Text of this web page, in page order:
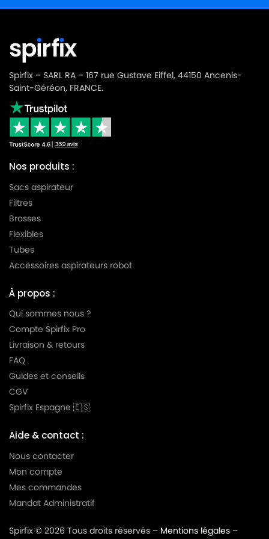
HOOVER
HOOVER U1018JUNIOR
HOOVER
HOOVER
HOOVER U1036JUNIOR
HOOVER
HOOVER
HOOVER U1046JUNIOR
HOOVER
HOOVER
HOOVER
HOOVER
HOOVER U4002
HOOVER
HOOVER
HOOVER U4003
HOOVER
HOOVER
HOOVER
HOOVER U4016
HOOVER
HOOVER U4034
HOOVER
HOOVER
HOOVER
HOOVER U4064
Spirfix – SARL RA – 167 rue Gustave Eiffel, 44150 Ancenis-
Saint-Géréon, FRANCE.
Nos produits :
Sacs aspirateur
Filtres
Brosses
Flexibles
Tubes
Accessoires aspirateurs robot
À propos :
Qui sommes nous ?
Compte Spirfix Pro
Livraison & retours
FAQ
Guides et conseils
CGV
Spirfix Espagne 🇪🇸
Aide & contact :
Nous contacter
Mon compte
Mes commandes
Mandat Administratif
Spirfix © 2026 Tous droits réservés – Mentions légales –